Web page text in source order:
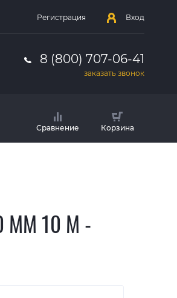
Регистрация Вход
8 (800) 707-06-41
заказать звонок
Сравнение Корзина
ММ 10 М -